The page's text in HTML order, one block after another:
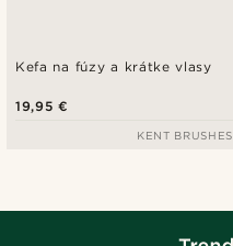
Kefa na fúzy a krátke vlasy
19,95 €
KENT BRUSHES